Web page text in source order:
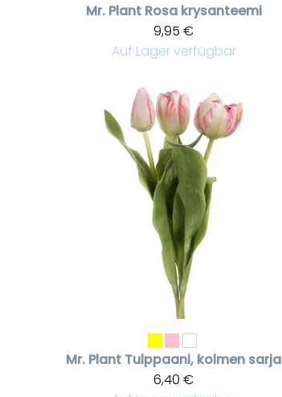
Mr. Plant Rosa krysanteemi
9,95 €
Auf Lager verfügbar
Mr. Plant Tulppaani, kolmen sarja
6,40 €